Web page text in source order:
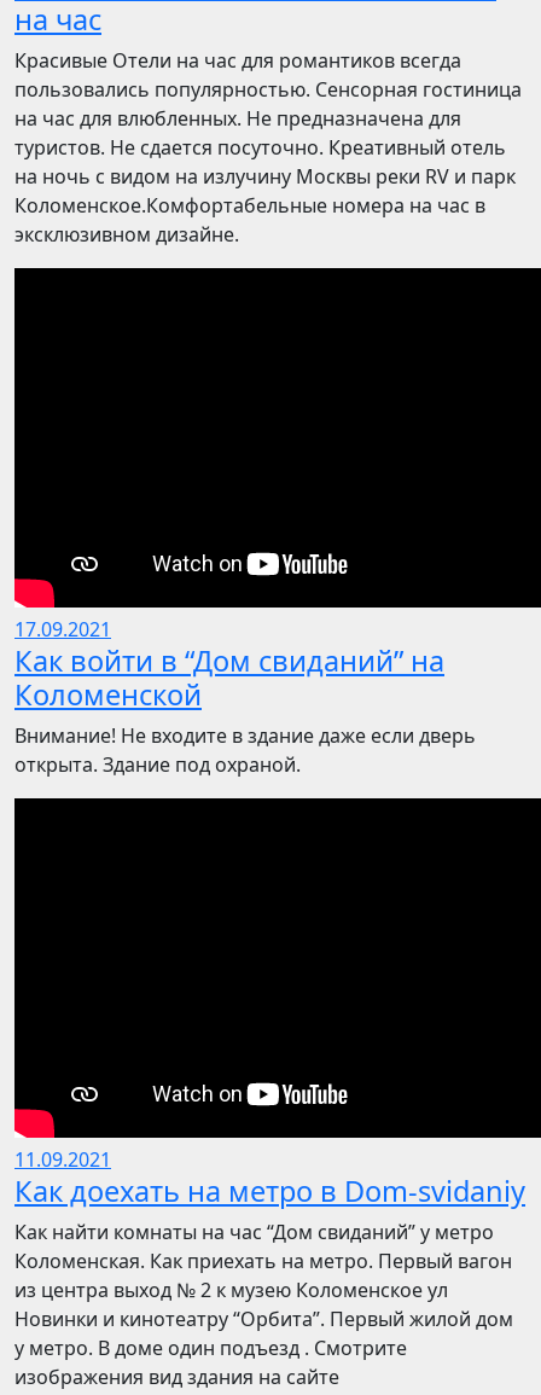
на час
Красивые Отели на час для романтиков всегда
пользовались популярностью. Сенсорная гостиница
на час для влюбленных. Не предназначена для
туристов. Не сдается посуточно. Креативный отель
на ночь с видом на излучину Москвы реки RV и парк
Коломенское.Комфортабельные номера на час в
эксклюзивном дизайне.
17.09.2021
Как войти в “Дом свиданий” на
Коломенской
Внимание! Не входите в здание даже если дверь
открыта. Здание под охраной.
11.09.2021
Как доехать на метро в Dom-svidaniy
Как найти комнаты на час “Дом свиданий” у метро
Коломенская. Как приехать на метро. Первый вагон
из центра выход № 2 к музею Коломенское ул
Новинки и кинотеатру “Орбита”. Первый жилой дом
у метро. В доме один подъезд . Смотрите
изображения вид здания на сайте